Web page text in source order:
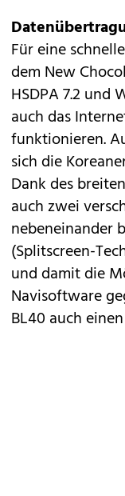
Für eine
dem New
HSDPA 7.2 und
auch das
funktionieren.
sich die
Dank des
auch zwei
nebeneinander
(Splitscreen-
und damit die
Navisoftware
BL40 auch